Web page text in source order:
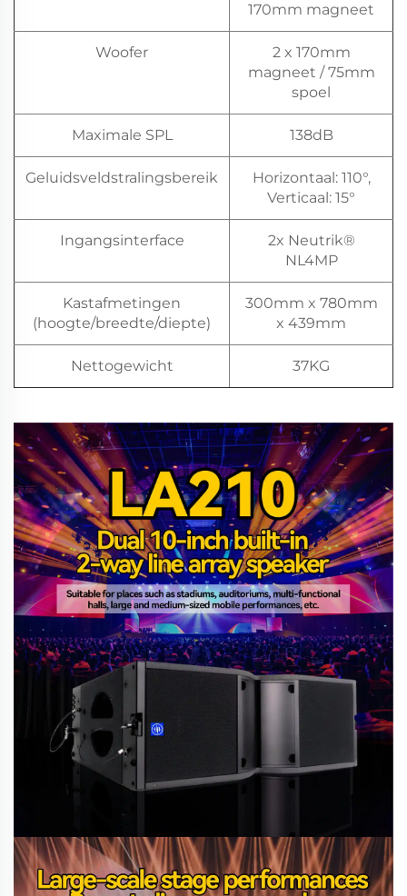
170mm magneet
Woofer
2 x 170mm
magneet / 75mm
spoel
Maximale SPL 138dB
Geluidsveldstralingsbereik
Horizontaal: 110°,
Verticaal: 15°
Ingangsinterface
2x Neutrik®
NL4MP
Kastafmetingen
(hoogte/breedte/diepte)
300mm x 780mm
x 439mm
Nettogewicht 37KG